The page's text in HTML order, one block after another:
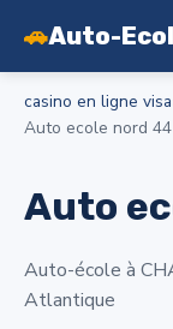
🚗Auto-
casino en ligne visa
Auto ecole nord 44
Auto
Auto-école à
Atlantique